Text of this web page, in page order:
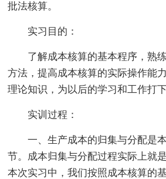
批法核算。
实习目的：
了解成本核算的基本程序，熟练
方法，提高成本核算的实际操作能
理论知识，为以后的学习和工作打
实训过程：
一、生产成本的归集与分配是本
节。成本归集与分配过程实际上就
本次实习中，我们按照成本核算的